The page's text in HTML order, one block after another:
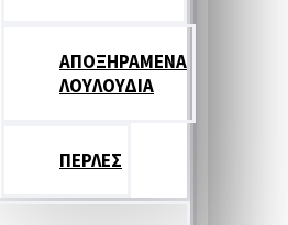
ΑΠΟΞΗΡΑΜΕΝΑ
ΛΟΥΛΟΥΔΙΑ
ΠΕΡΛΕΣ